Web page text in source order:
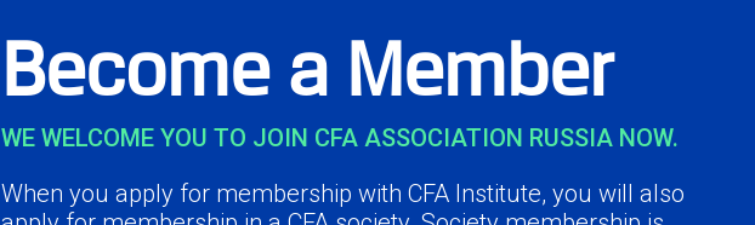
Become a Member
WE WELCOME YOU TO JOIN CFA ASSOCIATION RUSSIA NOW.
When you apply for membership with CFA Institute, you will also